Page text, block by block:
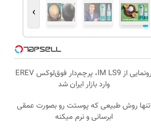
›
رونمایی از IM LS9، پرچم‌دار فوق‌لوکس EREV
وارد بازار ایران شد
تنها روش طبیعی که پوستت رو بصورت عمقی
ابرسانی و نرم میکنه